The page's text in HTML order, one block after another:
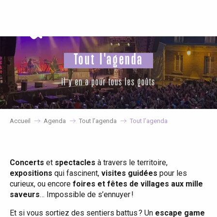
principal
Tout l'agenda
il y en a pour tous les goûts
Accueil Agenda Tout l’agenda Tout l’agenda
Concerts et spectacles à travers le territoire,
expositions qui fascinent, visites guidées pour les
curieux, ou encore foires et fêtes de villages aux mille
saveurs… Impossible de s’ennuyer !
Et si vous sortiez des sentiers battus ? Un escape game